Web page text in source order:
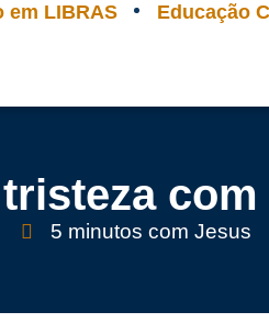
em LIBRAS Educação
com
5 minutos com Jesus